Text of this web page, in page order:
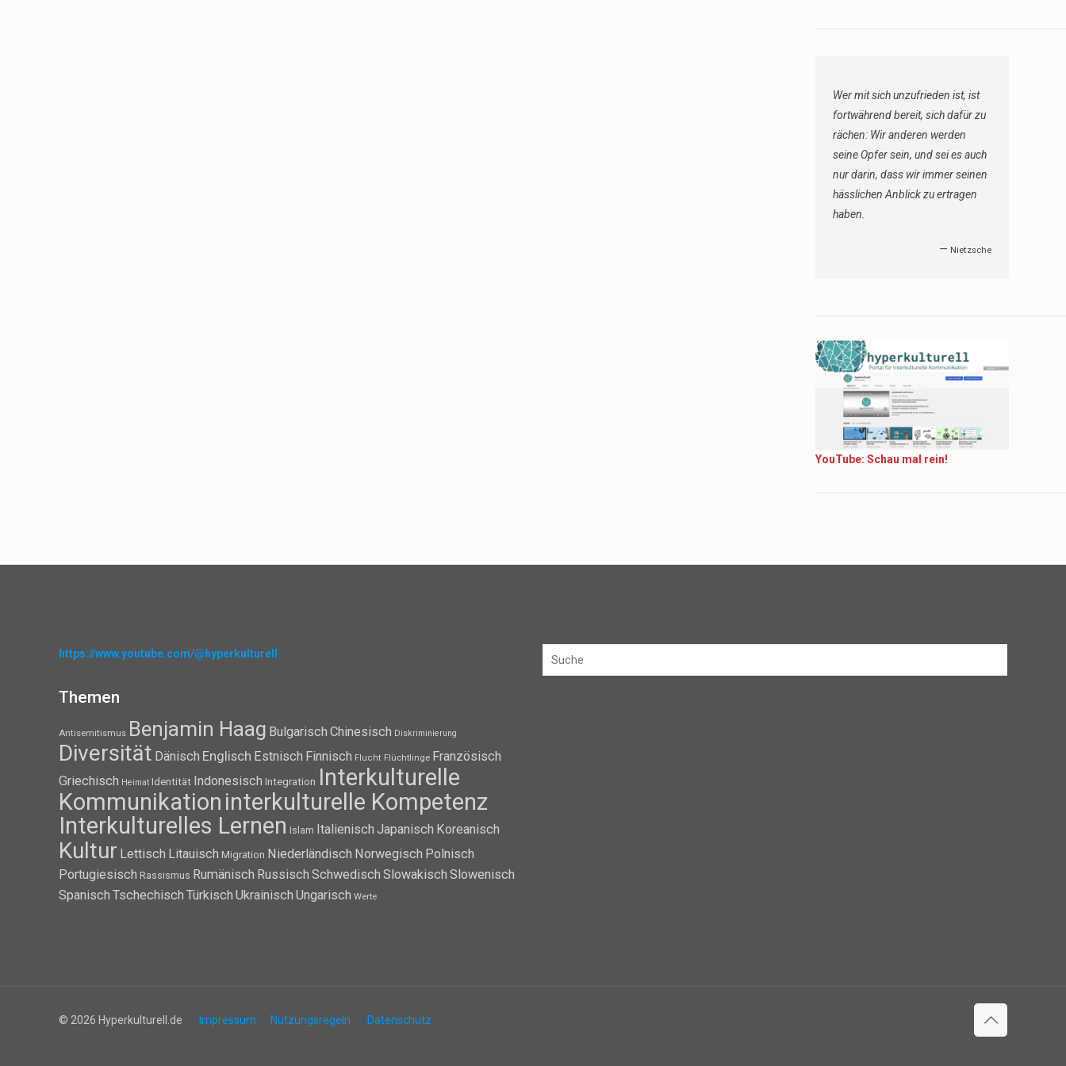
Wer mit sich unzufrieden ist, ist
fortwährend bereit, sich dafür zu
rächen: Wir anderen werden
seine Opfer sein, und sei es auch
nur darin, dass wir immer seinen
hässlichen Anblick zu ertragen
haben.
— Nietzsche
YouTube: Schau mal rein!
https://www.youtube.com/@hyperkulturell
Themen
Antisemitismus Benjamin Haag Bulgarisch Chinesisch Diskriminierung
Diversität Dänisch Englisch Estnisch Finnisch Flucht Flüchtlinge Französisch
Griechisch Heimat Identität Indonesisch Integration Interkulturelle
Kommunikation interkulturelle Kompetenz
Interkulturelles Lernen Islam Italienisch Japanisch Koreanisch
Kultur Lettisch Litauisch Migration Niederländisch Norwegisch Polnisch
Portugiesisch Rassismus Rumänisch Russisch Schwedisch Slowakisch Slowenisch
Spanisch Tschechisch Türkisch Ukrainisch Ungarisch Werte
© 2026 Hyperkulturell.de Impressum Nutzungsregeln Datenschutz